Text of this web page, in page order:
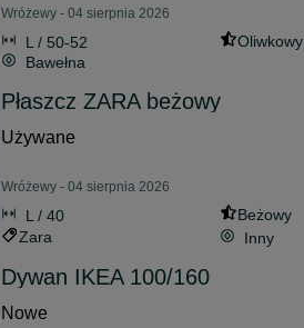
Wróżewy - 04 sierpnia 2026
L / 50-52
Oliwkowy
Bawełna
Płaszcz ZARA beżowy
Używane
Wróżewy - 04 sierpnia 2026
L / 40
Beżowy
Zara
Inny
Dywan IKEA 100/160
Nowe